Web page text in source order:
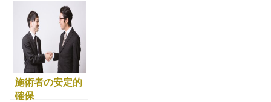
施術者の安定的
確保